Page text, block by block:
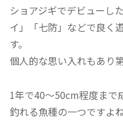
ショアジギでデビューし
イ」「七防」などで良く
す。
個人的な思い入れもあり
1年で40～50cm程度まで
釣れる魚種の一つですよね